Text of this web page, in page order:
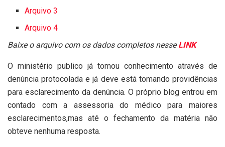
Arquivo 3
Arquivo 4
Baixe o arquivo com os dados completos nesseLINK
O ministério publico já tomou conhecimento através de
denúncia protocolada e já deve está tomando providências
para esclarecimento da denúncia. O próprio blog entrou em
contado com a assessoria do médico para maiores
esclarecimentos,mas até o fechamento da matéria não
obteve nenhuma resposta.